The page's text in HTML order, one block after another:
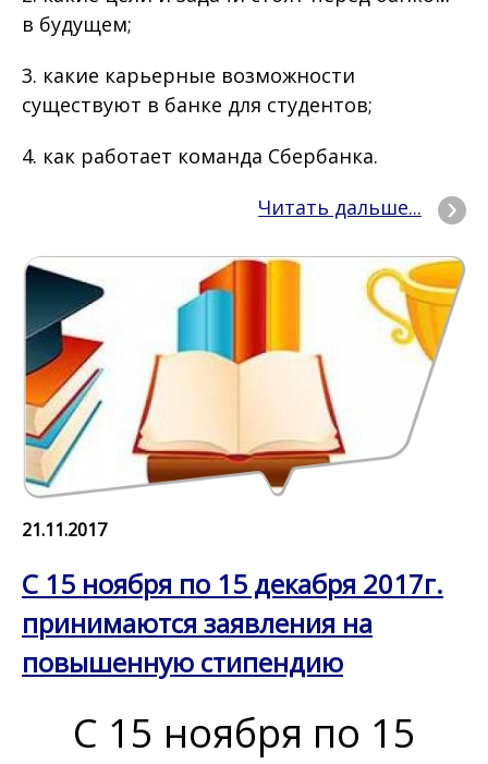
в будущем;
3. какие карьерные возможности
существуют в банке для студентов;
4. как работает команда Сбербанка.
Читать дальше...
21.11.2017
С 15 ноября по 15 декабря 2017г.
принимаются заявления на
повышенную стипендию
С 15 ноября по 15